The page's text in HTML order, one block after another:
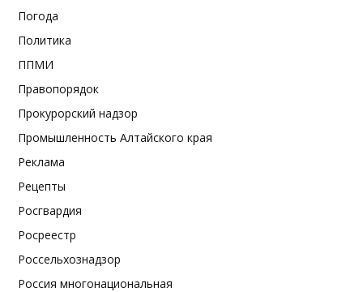
Погода
Политика
ППМИ
Правопорядок
Прокурорский надзор
Промышленность Алтайского края
Реклама
Рецепты
Росгвардия
Росреестр
Россельхознадзор
Россия многонациональная